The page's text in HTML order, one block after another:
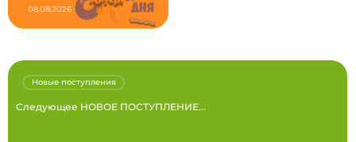
08.08.2026
Следующее НОВОЕ ПОСТУПЛЕНИЕ...
Новые поступления